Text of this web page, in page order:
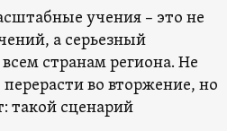
учения – это не
а серьезный
странам региона. Не
во вторжение, но
такой сценарий